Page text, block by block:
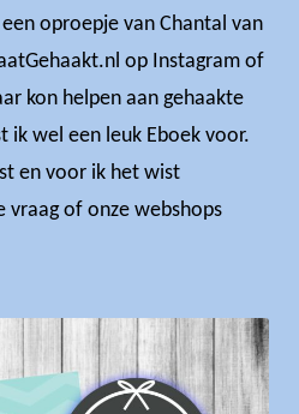
oproepje van Chantal van
op Instagram of
kon helpen aan gehaakte
ik wel een leuk Eboek voor.
en voor ik het wist
vraag of onze webshops